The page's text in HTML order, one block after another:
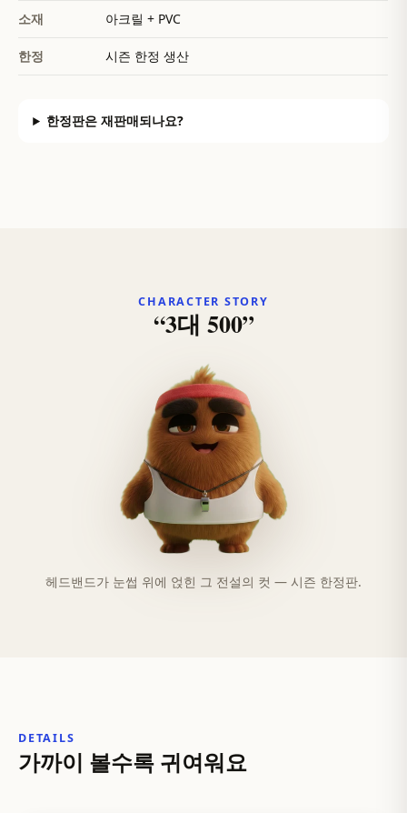
소재 아크릴 + PVC
한정 시즌 한정 생산
한정판은 재판매되나요?
CHARACTER STORY
“3대 500”
헤드밴드가 눈썹 위에 얹힌 그 전설의 컷 — 시즌 한정판.
DETAILS
가까이 볼수록 귀여워요